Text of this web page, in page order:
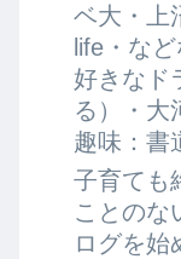
ベ大・上
life・な
好きなド
る）・大
趣味：書
子育ても
ことのな
ログを始